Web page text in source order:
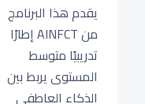
يقدم هذا البرنامج
من AINFCT إطارًا
تدريبيًا متوسط
المستوى يربط بين
الذكاء العاطفي